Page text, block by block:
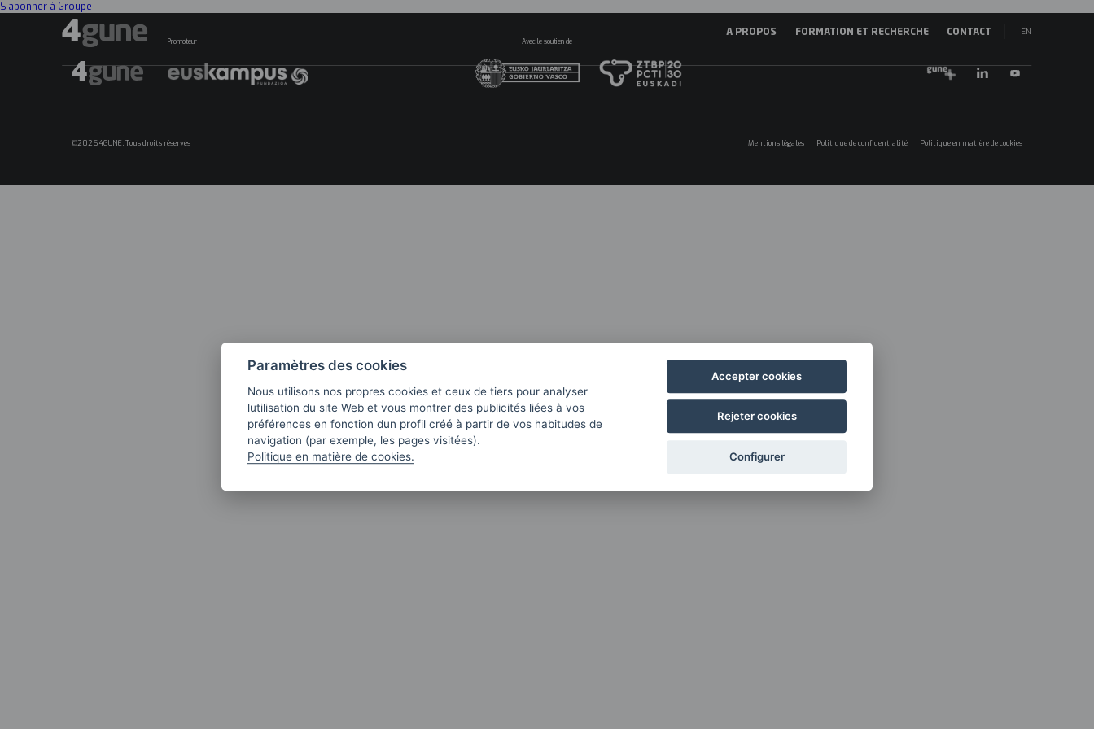
principal
A PROPOS FORMATION ET RECHERCHE CONTACT
EN
S'abonner à Groupe
Promoteur Avec le soutien de
Mentions légales Politique de confidentialité Politique en matière de cookies
©2026 4GUNE. Tous droits réservés
Paramètres des cookies
Nous utilisons nos propres cookies et ceux de tiers pour analyser
lutilisation du site Web et vous montrer des publicités liées à vos
préférences en fonction dun profil créé à partir de vos habitudes de
navigation (par exemple, les pages visitées).
Politique en matière de cookies.
Accepter cookies
Rejeter cookies
Configurer